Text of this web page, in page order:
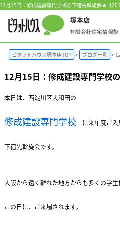
12月15日：修成建設専門学校の下宿先斡旋会★【
ピタットハウス塚本店TOP ブログ一覧
12月15日：修成建設専門学校
本日は、西淀川区大和田の
修成建設専門学校に来年度ご入
下宿先斡旋会です。
大阪から遠く離れた地方からも多くの学生
この日に、ご来場されます。